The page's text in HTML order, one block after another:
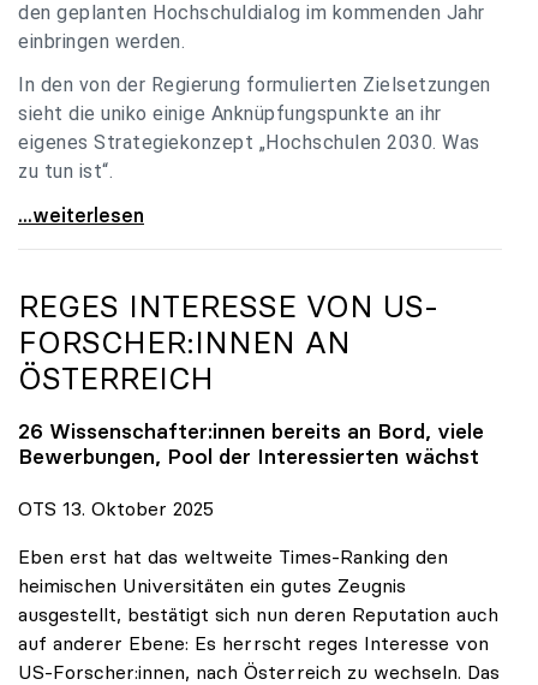
den geplanten Hochschuldialog im kommenden Jahr
einbringen werden.
In den von der Regierung formulierten Zielsetzungen
sieht die uniko einige Anknüpfungspunkte an ihr
eigenes Strategiekonzept „Hochschulen 2030. Was
zu tun ist“.
Universitäten: Hochschulstrategie 2040 muss eine
...weiterlesen
REGES INTERESSE VON US-
FORSCHER:INNEN AN
ÖSTERREICH
26 Wissenschafter:innen bereits an Bord, viele
Bewerbungen, Pool der Interessierten wächst
OTS 13. Oktober 2025
Eben erst hat das weltweite Times-Ranking den
heimischen Universitäten ein gutes Zeugnis
ausgestellt, bestätigt sich nun deren Reputation auch
auf anderer Ebene: Es herrscht reges Interesse von
US-Forscher:innen, nach Österreich zu wechseln. Das